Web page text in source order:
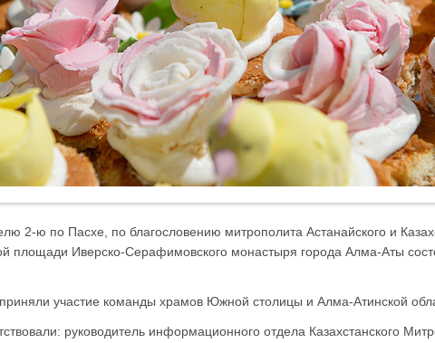
2-ю по Пасхе, по благословению митрополита Астанайского и
площади Иверско-Серафимовского монастыря города Алма-Аты
участие команды храмов Южной столицы и Алма-Атинской
руководитель информационного отдела Казахстанского